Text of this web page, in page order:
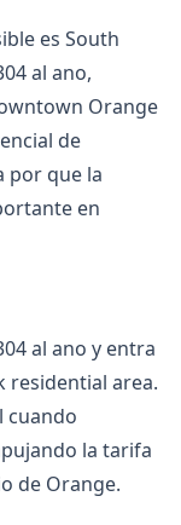
es South
al ano,
Orange
de
por que la
en
al ano y entra
residential area.
cuando
la tarifa
de Orange.